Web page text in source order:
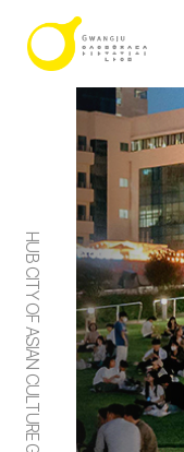
HUB CITY OF ASIAN CULTURE GWANGJU